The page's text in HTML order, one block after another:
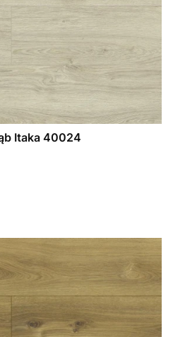
Itaka 40024